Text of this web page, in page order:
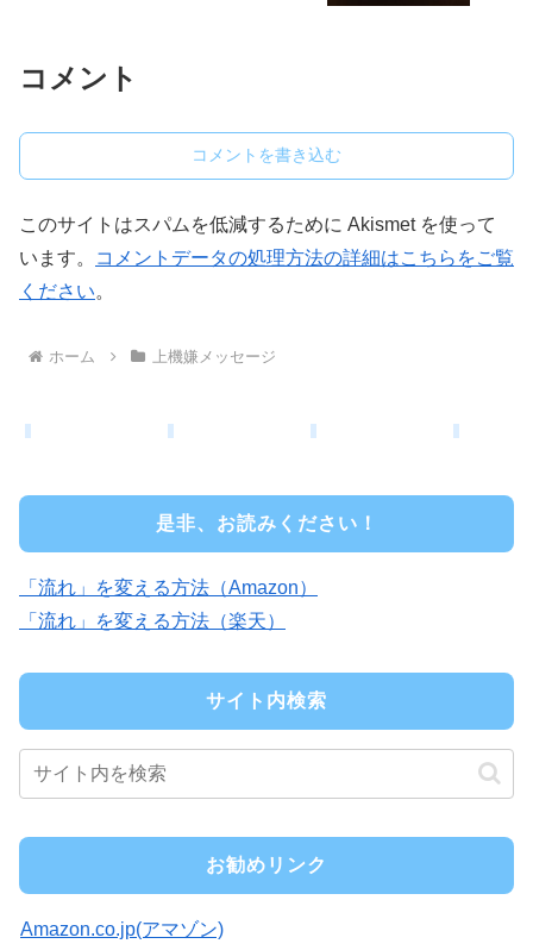
コメント
コメントを書き込む
このサイトはスパムを低減するために Akismet を使って
います。
コメントデータの処理方法の詳細はこちらをご覧
ください。
ホーム 上機嫌メッセージ
是非、お読みください！
「流れ」を変える方法（Amazon）
「流れ」を変える方法（楽天）
サイト内検索
お勧めリンク
Amazon.co.jp(アマゾン)